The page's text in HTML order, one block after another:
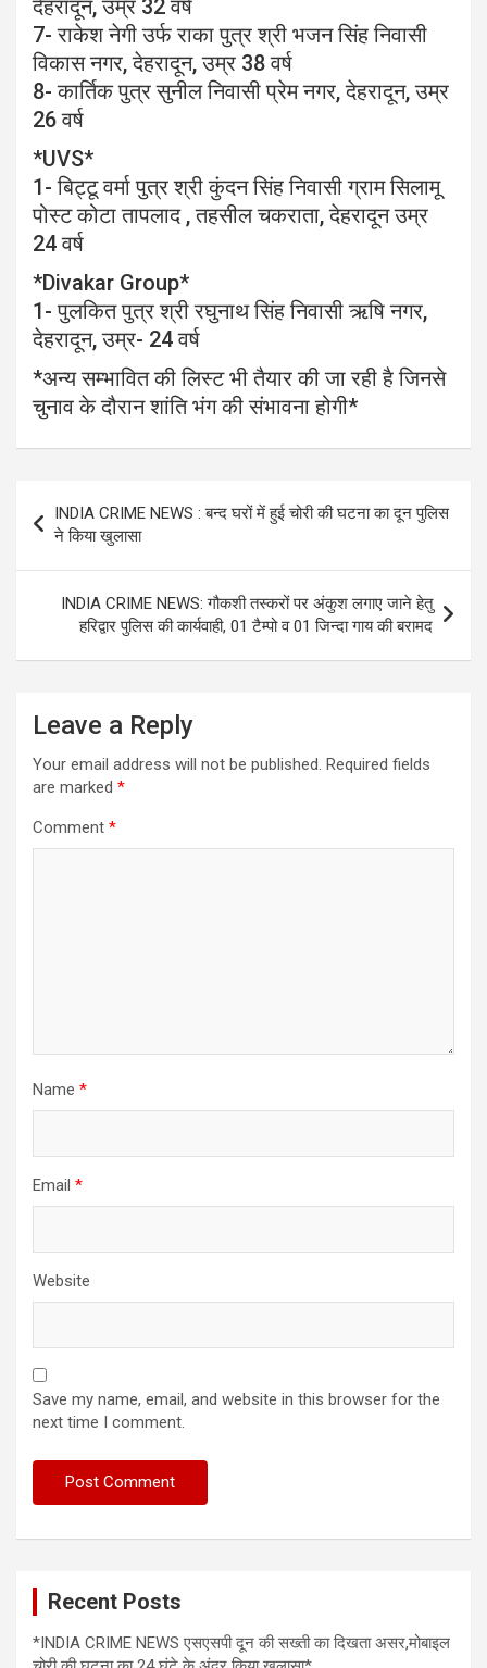
देहरादून, उम्र 32 वर्ष
7- राकेश नेगी उर्फ राका पुत्र श्री भजन सिंह निवासी
विकास नगर, देहरादून, उम्र 38 वर्ष
8- कार्तिक पुत्र सुनील निवासी प्रेम नगर, देहरादून, उम्र
26 वर्ष
*UVS*
1- बिट्टू वर्मा पुत्र श्री कुंदन सिंह निवासी ग्राम सिलामू
पोस्ट कोटा तापलाद , तहसील चकराता, देहरादून उम्र
24 वर्ष
*Divakar Group*
1- पुलकित पुत्र श्री रघुनाथ सिंह निवासी ऋषि नगर,
देहरादून, उम्र- 24 वर्ष
*अन्य सम्भावित की लिस्ट भी तैयार की जा रही है जिनसे
चुनाव के दौरान शांति भंग की संभावना होगी*
navigation
INDIA CRIME NEWS : बन्द घरों में हुई चोरी की घटना का दून पुलिस
ने किया खुलासा
INDIA CRIME NEWS: गौकशी तस्करों पर अंकुश लगाए जाने हेतु
हरिद्वार पुलिस की कार्यवाही, 01 टैम्पो व 01 जिन्दा गाय की बरामद
Leave a Reply
Your email address will not be published. Required fields
are marked *
Comment *
Name *
Email *
Website
Save my name, email, and website in this browser for the
next time I comment.
Recent Posts
*INDIA CRIME NEWS एसएसपी दून की सख्ती का दिखता असर,मोबाइल